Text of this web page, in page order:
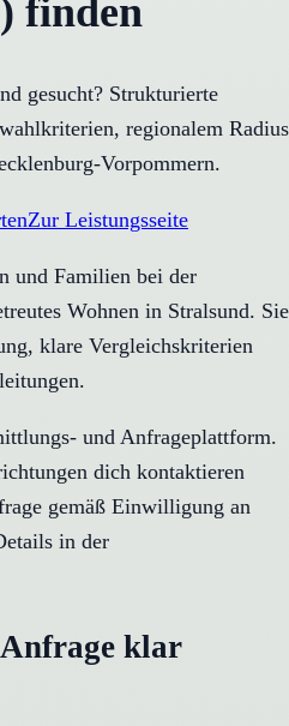
finden
gesucht? Strukturierte
regionalem Radius
Vorpommern.
Zur Leistungsseite
und Familien bei der
Wohnen in Stralsund. Sie
klare Vergleichskriterien
und Anfrageplattform.
dich kontaktieren
gemäß Einwilligung an
in der
klar